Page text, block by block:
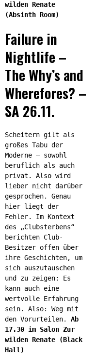
wilden Renate
(Absinth Room)
Failure in
Nightlife –
The Why’s and
Wherefores? –
SA 26.11.
Scheitern gilt als
großes Tabu der
Moderne – sowohl
beruflich als auch
privat. Also wird
lieber nicht darüber
gesprochen. Genau
hier liegt der
Fehler. Im Kontext
des „Clubsterbens“
berichten Club-
Besitzer offen über
ihre Geschichten, um
sich auszutauschen
und zu zeigen: Es
kann auch eine
wertvolle Erfahrung
sein. Also: Weg mit
den Vorurteilen. Ab
17.30 im Salon Zur
wilden Renate (Black
Hall)